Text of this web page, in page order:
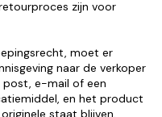
zijn voor
moet er
naar de verkoper
post, e-mail of een
en het product
staat blijven.